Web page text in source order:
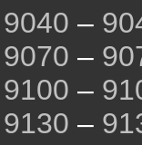
9040 –
9070 –
9100 –
9130 –